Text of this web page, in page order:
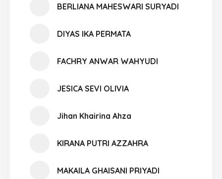
BERLIANA MAHESWARI SURYADI
DIYAS IKA PERMATA
FACHRY ANWAR WAHYUDI
JESICA SEVI OLIVIA
Jihan Khairina Ahza
KIRANA PUTRI AZZAHRA
MAKAILA GHAISANI PRIYADI